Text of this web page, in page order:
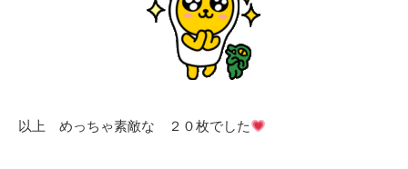
以上 めっちゃ素敵な ２０枚でした